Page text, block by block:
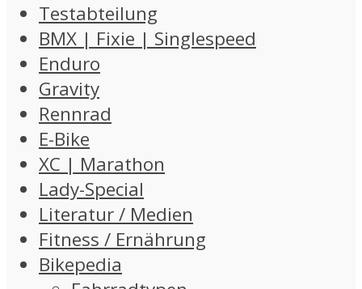
Testabteilung
BMX | Fixie | Singlespeed
Enduro
Gravity
Rennrad
E-Bike
XC | Marathon
Lady-Special
Literatur / Medien
Fitness / Ernährung
Bikepedia